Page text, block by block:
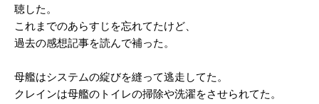
聴した。
これまでのあらすじを忘れてたけど、
過去の感想記事を読んで補った。
母艦はシステムの綻びを縫って逃走してた。
クレインは母艦のトイレの掃除や洗濯をさせられてた。